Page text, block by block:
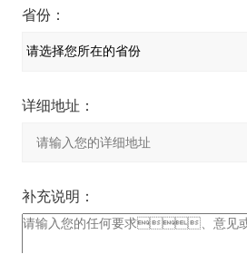
省份：
详细地址：
补充说明：